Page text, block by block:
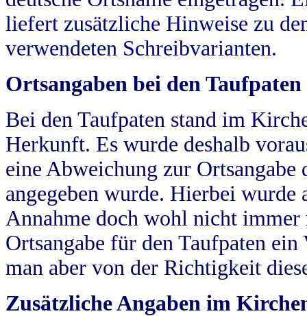
liefert zusätzliche Hinweise zu
verwendeten Schreibvarianten.
Ortsangaben bei den Taufpaten
Bei den Taufpaten stand im
Herkunft. Es wurde deshalb
eine Abweichung zur
angegeben wurde. Hierbei wurde
Annahme doch wohl nicht
Ortsangabe für den Taufpaten
man aber von der Richtigkeit
Zusätzliche Angaben im